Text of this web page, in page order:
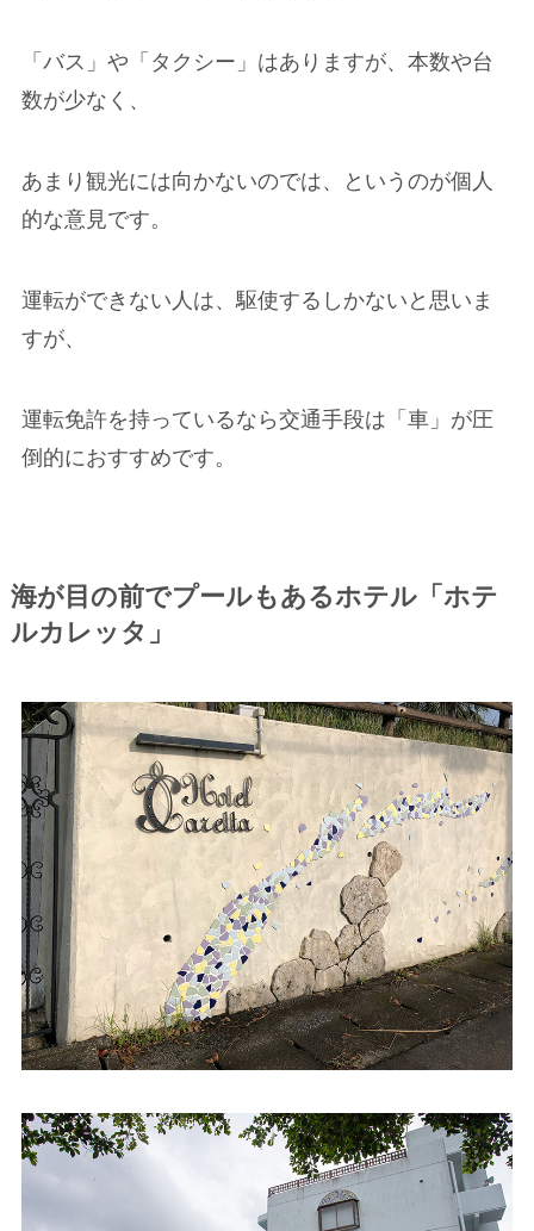
「バス」や「タクシー」はありますが、本数や台
数が少なく、
あまり観光には向かないのでは、というのが個人
的な意見です。
運転ができない人は、駆使するしかないと思いま
すが、
運転免許を持っているなら交通手段は「車」が圧
倒的におすすめです。
海が目の前でプールもあるホテル「ホテ
ルカレッタ」